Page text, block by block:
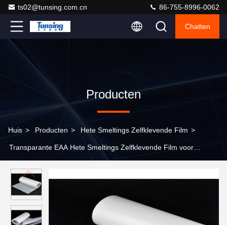
ts02@tunsing.com.cn 86-755-8996-0062
Chatten
Producten
Huis > Producten > Hete Smeltings Zelfklevende Film >
Transparante EAA Hete Smeltings Zelfklevende Film voor